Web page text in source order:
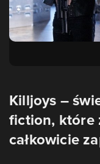
Killjoys –
fiction, które
całkowicie